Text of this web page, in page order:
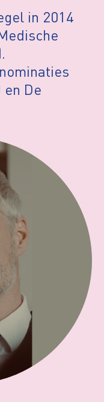
in 2014
De